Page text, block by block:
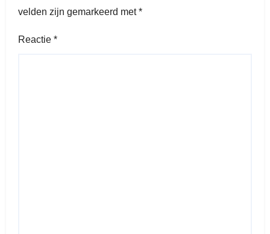
velden zijn gemarkeerd met*
Reactie *